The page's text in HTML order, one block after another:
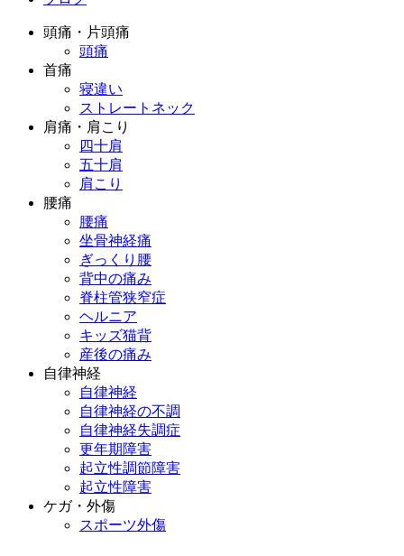
頭痛・片頭痛
頭痛
首痛
寝違い
ストレートネック
肩痛・肩こり
四十肩
五十肩
肩こり
腰痛
腰痛
坐骨神経痛
ぎっくり腰
背中の痛み
脊柱管狭窄症
ヘルニア
キッズ猫背
産後の痛み
自律神経
自律神経
自律神経の不調
自律神経失調症
更年期障害
起立性調節障害
起立性障害
ケガ・外傷
スポーツ外傷